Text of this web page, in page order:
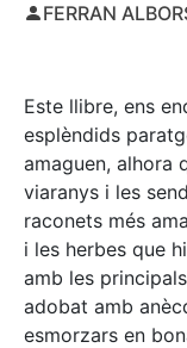
FERRAN
Este llibre, ens
esplèndids
amaguen, alhora
viaranys i les
raconets més
i les herbes que
amb les
adobat amb
esmorzars en